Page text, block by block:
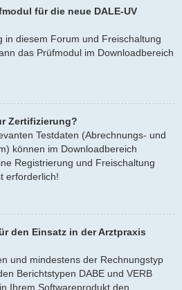
für die neue DALE-UV
in diesem Forum und Freischaltung
das Prüfmodul im Downloadbereich
Zertifizierung?
Testdaten (Abrechnungs- und
können im Downloadbereich
Registrierung und Freischaltung
erforderlich!
den Einsatz in der Arztpraxis
und mindestens der Rechnungstyp
Berichtstypen DABE und VERB
Ihrem Softwareprodukt den